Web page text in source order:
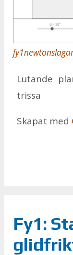
Lu­tan­de
tris­sa
Ska­pat med
Fy1: